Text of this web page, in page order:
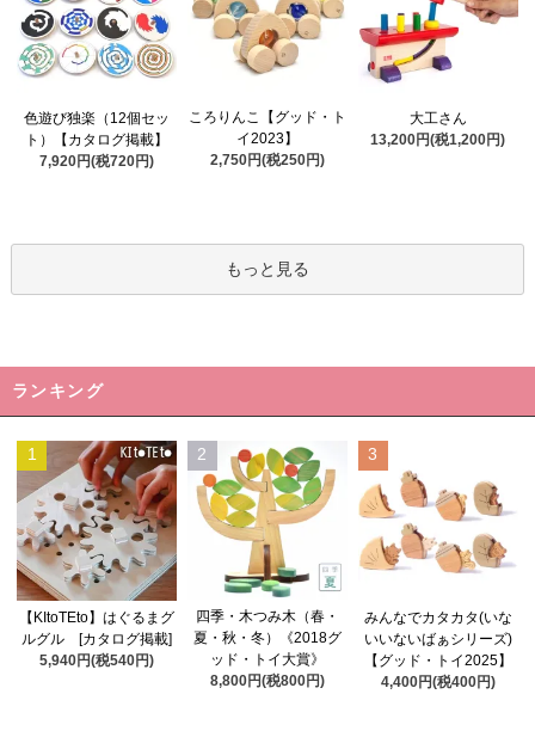
色遊び独楽（12個セッ
ト）【カタログ掲載】
7,920円(税720円)
ころりんこ【グッド・ト
イ2023】
2,750円(税250円)
大工さん
13,200円(税1,200円)
もっと見る
ランキング
1
【KItoTEto】はぐるまグ
ルグル [カタログ掲載]
5,940円(税540円)
2
四季・木つみ木（春・
夏・秋・冬）《2018グ
ッド・トイ大賞》
8,800円(税800円)
3
みんなでカタカタ(いな
いいないばぁシリーズ)
【グッド・トイ2025】
4,400円(税400円)